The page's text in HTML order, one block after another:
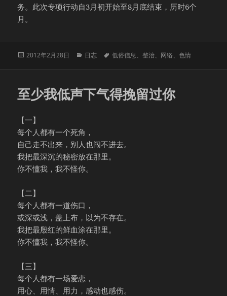
务。此次专项行动自3月初开始至8月底结束，历时6个
月。
发
2012年2月28日
分
日志
标
低俗信息、整治、 网络、色情
至少我低声下气得挽留过你
【一】
每个人都有一个死角，
自己走不出来，别人也闯不进去。
我把最深沉的秘密放在那里。
你不懂我，我不怪你。
【二】
每个人都有一道伤口，
或深或浅，盖上布，以为不存在。
我把最殷红的鲜血涂在那里。
你不懂我，我不怪你。
【三】
每个人都有一场爱恋，
用心、用情、用力，感动也感伤。